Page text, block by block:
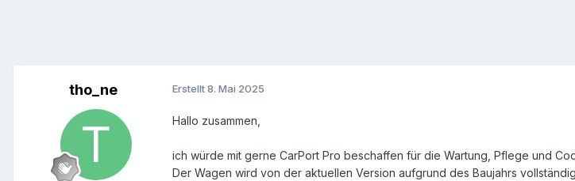
tho_ne Erstellt8. Mai 2025
Hallo zusammen,
ich würde mit gerne CarPort Pro beschaffen für die Wartung, Pflege und
Der Wagen wird von der aktuellen Version aufgrund des Baujahrs